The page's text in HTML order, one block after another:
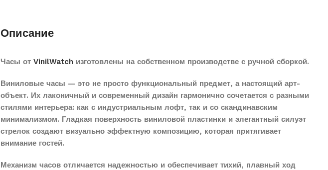
Описание
Часы от VinilWatch изготовлены на собственном производстве с ручной сборкой.
Виниловые часы — это не просто функциональный предмет, а настоящий арт-
объект. Их лаконичный и современный дизайн гармонично сочетается с разными
стилями интерьера: как с индустриальным лофт, так и со скандинавским
минимализмом. Гладкая поверхность виниловой пластинки и элегантный силуэт
стрелок создают визуально эффектную композицию, которая притягивает
внимание гостей.
Механизм часов отличается надежностью и обеспечивает тихий, плавный ход